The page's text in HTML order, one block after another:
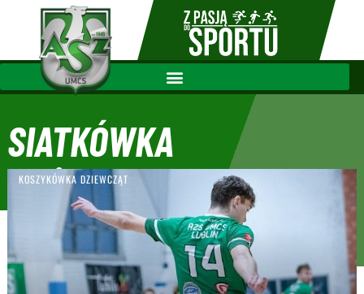
SIATKÓWKA
MĘŻCZYZN
KOSZYKÓWKA DZIEWCZĄT